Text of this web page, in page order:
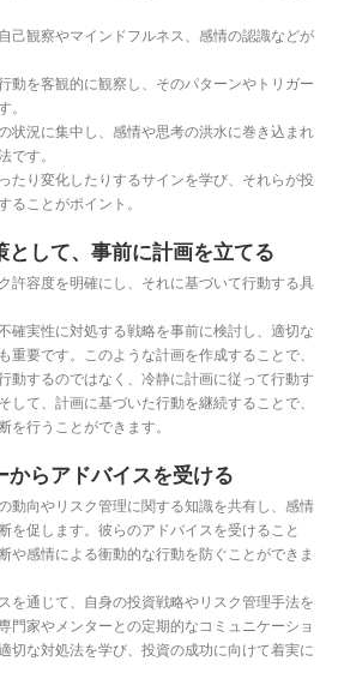
己観察やマインドフルネス、感情の認識などが
動を客観的に観察し、そのパターンやトリガー
状況に集中し、感情や思考の洪水に巻き込まれ
です。
たり変化したりするサインを学び、それらが投
ることがポイント。
として、事前に計画を立てる
許容度を明確にし、それに基づいて行動する具
確実性に対処する戦略を事前に検討し、適切な
重要です。このような計画を作成することで、
動するのではなく、冷静に計画に従って行動す
して、計画に基づいた行動を継続することで、
を行うことができます。
からアドバイスを受ける
動向やリスク管理に関する知識を共有し、感情
を促します。彼らのアドバイスを受けること
や感情による衝動的な行動を防ぐことができま
を通じて、自身の投資戦略やリスク管理手法を
門家やメンターとの定期的なコミュニケーショ
切な対処法を学び、投資の成功に向けて着実に